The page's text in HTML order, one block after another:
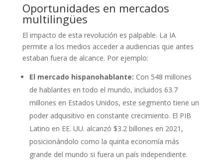
Oportunidades en mercados
multilingües
El impacto de esta revolución es palpable. La IA
permite a los medios acceder a audiencias que antes
estaban fuera de alcance. Por ejemplo:
El mercado hispanohablante: Con 548 millones
de hablantes en todo el mundo, incluidos 63.7
millones en Estados Unidos, este segmento tiene un
poder adquisitivo en constante crecimiento. El PIB
Latino en EE. UU. alcanzó $3.2 billones en 2021,
posicionándolo como la quinta economía más
grande del mundo si fuera un país independiente.